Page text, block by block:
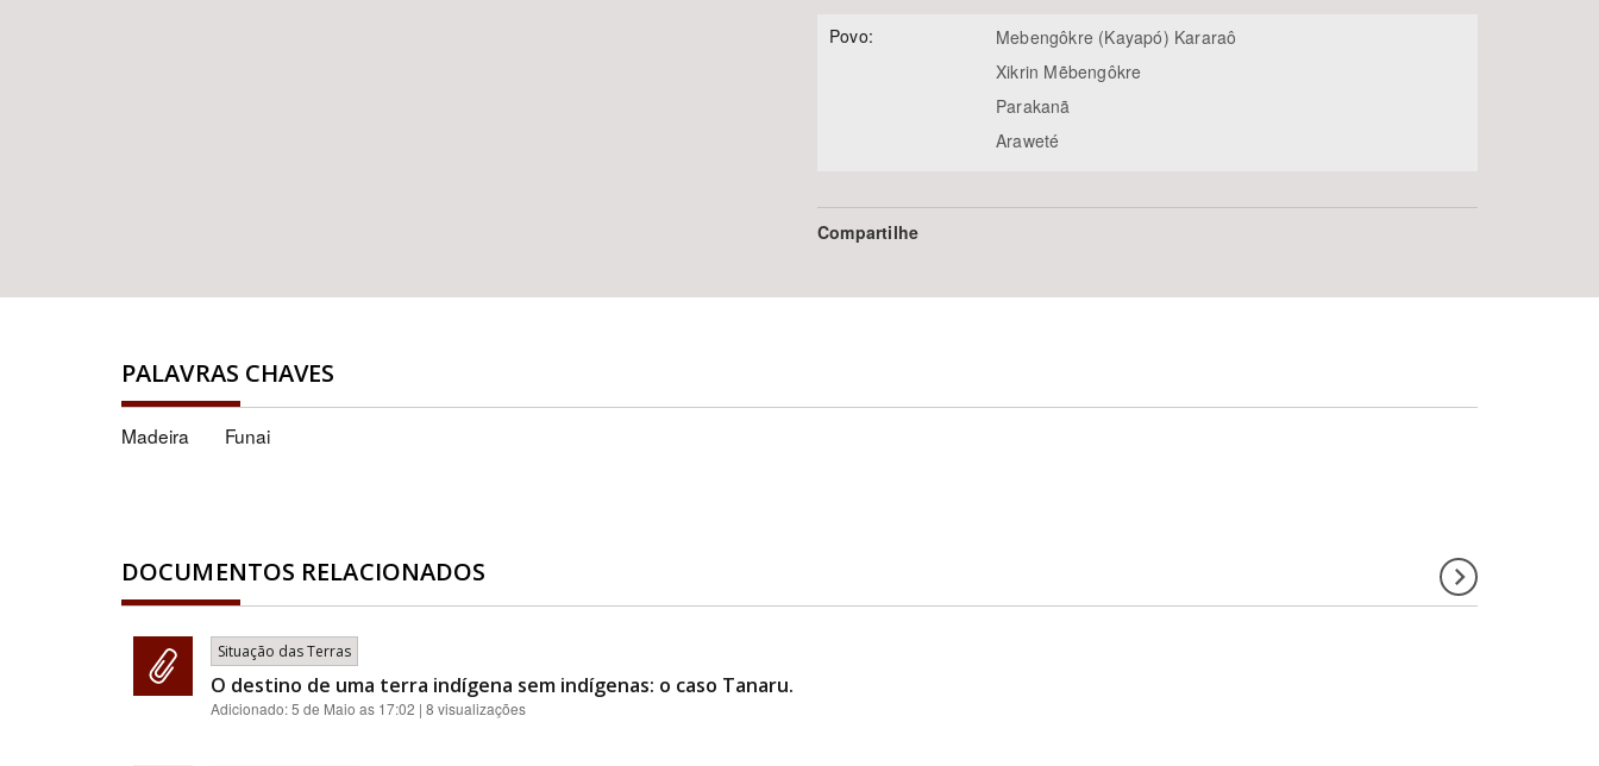
Povo:
Mebengôkre (Kayapó) Kararaô
Xikrin Mẽbengôkre
Parakanã
Araweté
Compartilhe
PALAVRAS CHAVES
Madeira Funai
DOCUMENTOS RELACIONADOS
Situação das Terras
O destino de uma terra indígena sem indígenas: o caso Tanaru.
Adicionado:5 de Maio as 17:02 | 8 visualizações